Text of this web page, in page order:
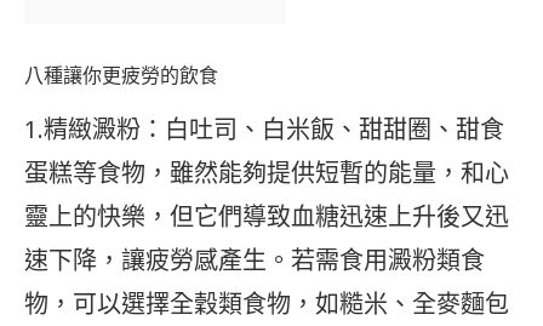
八種讓你更疲勞的飲食
1.精緻澱粉：白吐司、白米飯、甜甜圈、甜食
蛋糕等食物，雖然能夠提供短暫的能量，和心
靈上的快樂，但它們導致血糖迅速上升後又迅
速下降，讓疲勞感產生。若需食用澱粉類食
物，可以選擇全穀類食物，如糙米、全麥麵包